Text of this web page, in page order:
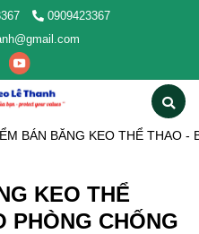
0909423367
BÁN BĂNG KEO THỂ THAO -
KEO THỂ
PHÒNG CHỐNG